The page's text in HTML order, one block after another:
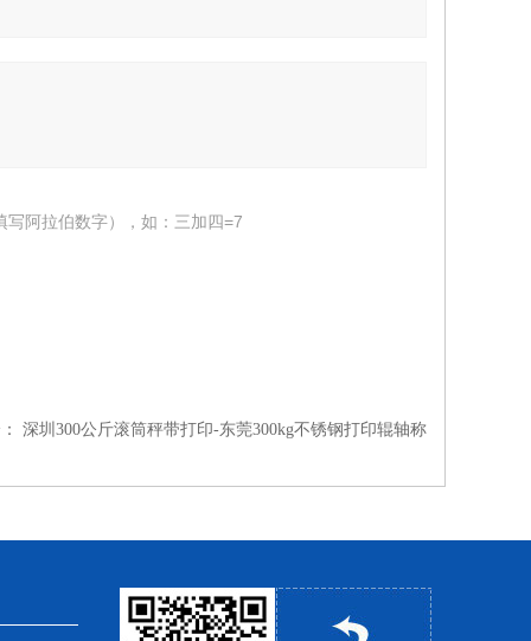
写阿拉伯数字），如：三加四=7
深圳300公斤滚筒秤带打印-东莞300kg不锈钢打印辊轴称